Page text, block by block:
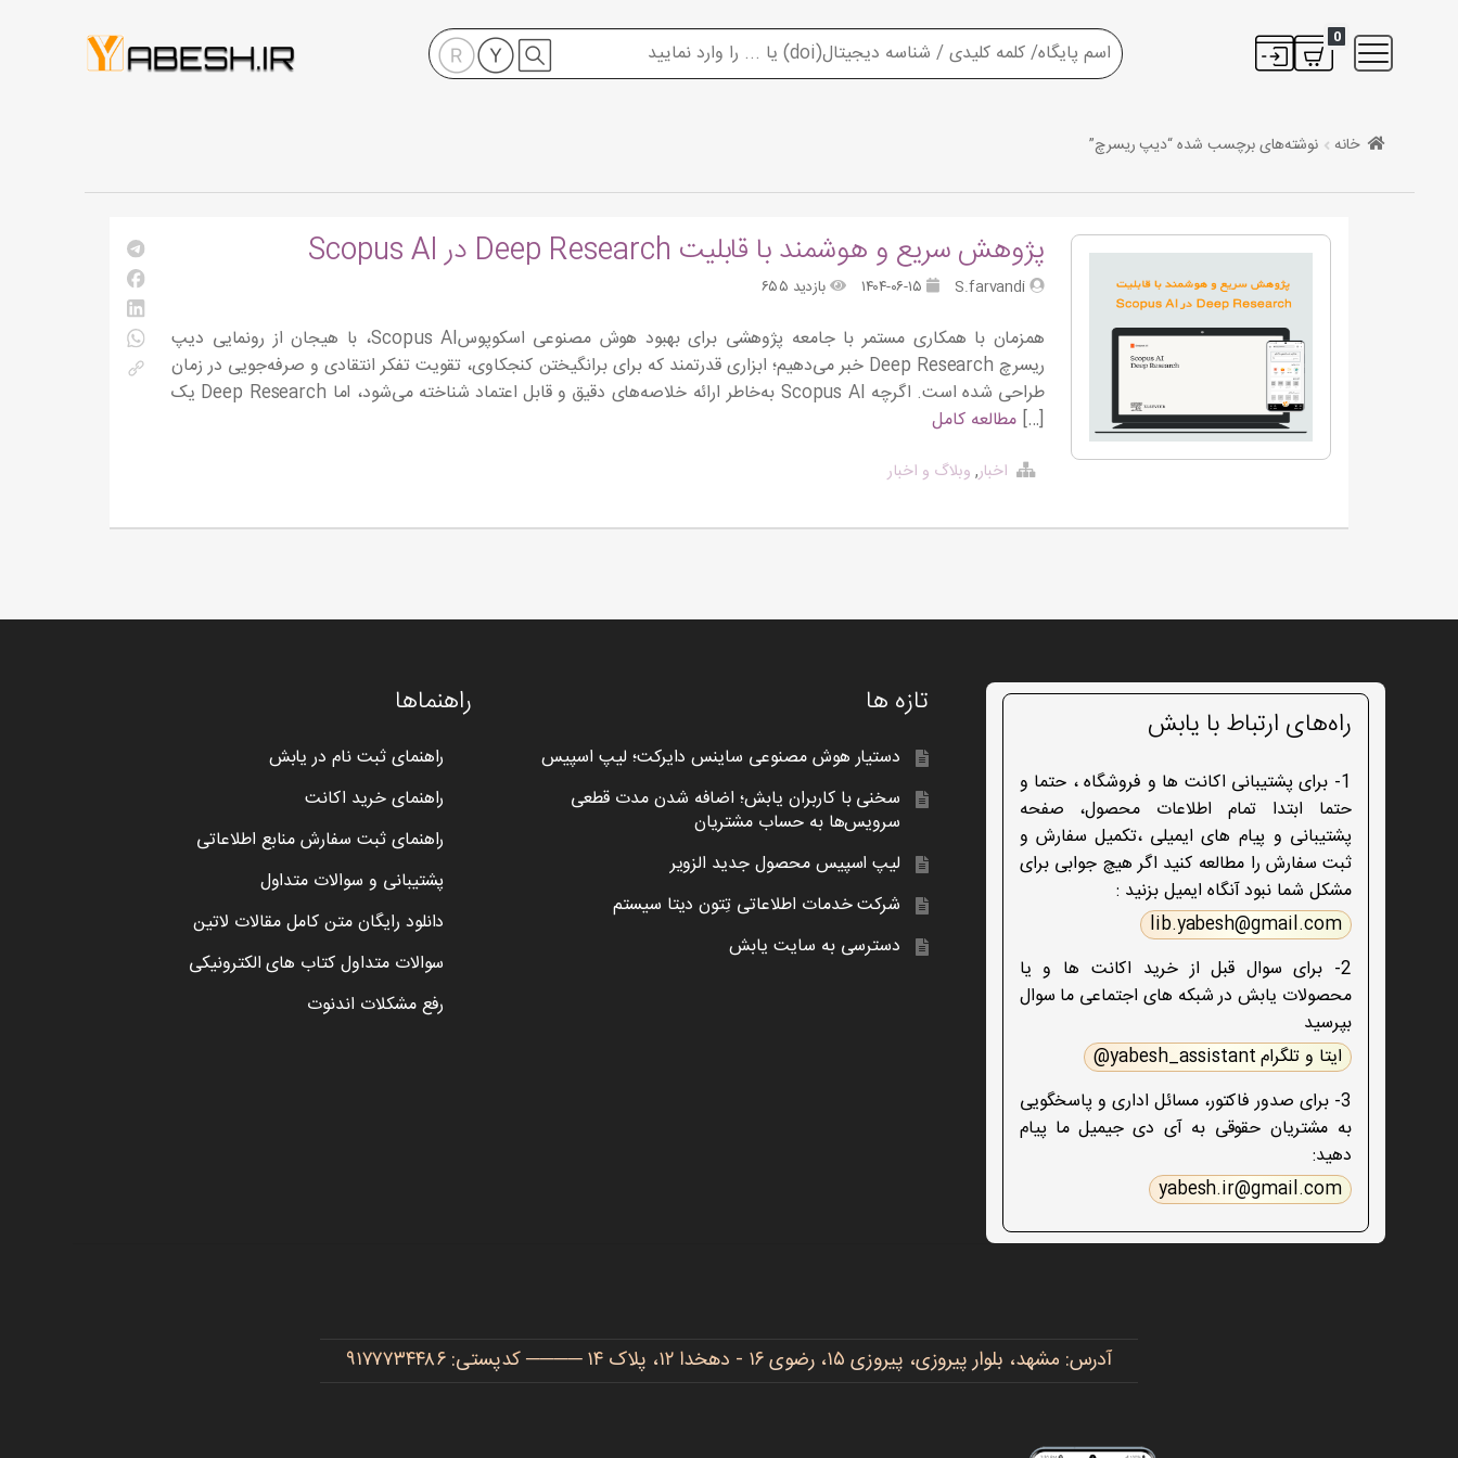
0
خانه نوشته‌های برچسب شده “دیپ ریسرچ”
پژوهش سریع و هوشمند با قابلیت Deep Research در Scopus AI
S.farvandi ۱۴۰۴-۰۶-۱۵ بازدید ۶۵۵
همزمان با همکاری مستمر با جامعه پژوهشی برای بهبود هوش مصنوعی اسکوپوسScopus AI، با هیجان از رونمایی دیپ
ریسرچ Deep Research خبر می‌دهیم؛ ابزاری قدرتمند که برای برانگیختن کنجکاوی، تقویت تفکر انتقادی و صرفه‌جویی در زمان
طراحی شده است. اگرچه Scopus AI به‌خاطر ارائه خلاصه‌های دقیق و قابل اعتماد شناخته می‌شود، اما Deep Research یک
[…] مطالعه کامل
اخبار, وبلاگ و اخبار
راه‌های ارتباط با یابش
1- برای پشتیبانی اکانت ها و فروشگاه ، حتما و
حتما ابتدا تمام اطلاعات محصول، صفحه
پشتیبانی و پیام های ایمیلی ،تکمیل سفارش و
ثبت سفارش را مطالعه کنید اگر هیچ جوابی برای
مشکل شما نبود آنگاه ایمیل بزنید :
lib.yabesh@gmail.com
2- برای سوال قبل از خرید اکانت ها و یا
محصولات یابش در شبکه های اجتماعی ما سوال
بپرسید
ایتا و تلگرام yabesh_assistant@
3- برای صدور فاکتور، مسائل اداری و پاسخگویی
به مشتریان حقوقی به آی دی جیمیل ما پیام
دهید:
yabesh.ir@gmail.com
تازه ها
دستیار هوش مصنوعی ساینس دایرکت؛ لیپ اسپیس
سخنی با کاربران یابش؛ اضافه شدن مدت قطعی
سرویس‌ها به حساب مشتریان
لیپ اسپیس محصول جدید الزویر
شرکت خدمات اطلاعاتی تِتون دیتا سیستم
دسترسی به سایت یابش
راهنماها
راهنمای ثبت نام در یابش
راهنمای خرید اکانت
راهنمای ثبت سفارش منابع اطلاعاتی
پشتیبانی و سوالات متداول
دانلود رایگان متن کامل مقالات لاتین
سوالات متداول کتاب های الکترونیکی
رفع مشکلات اندنوت
آدرس: مشهد، بلوار پیروزی، پیروزی ۱۵، رضوی ۱۶ - دهخدا ۱۲، پلاک ۱۴ ──── کدپستی: ۹۱۷۷۷۳۴۴۸۶